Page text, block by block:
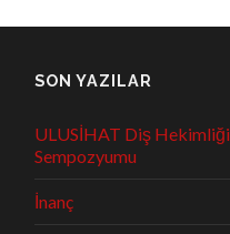
SON YAZILAR
ULUSİHAT Diş
Sempozyumu
İnanç